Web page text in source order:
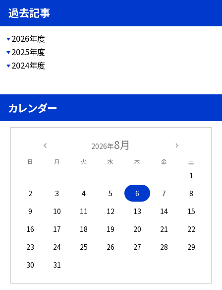
過去記事
2026年度
2025年度
2024年度
カレンダー
2026年8月
日 月 火 水 木 金 土
1
2
3 4 5 6 7
8
9
10 11 12 13 14
15
16
17 18 19 20 21
22
23
24 25 26 27 28
29
30
31